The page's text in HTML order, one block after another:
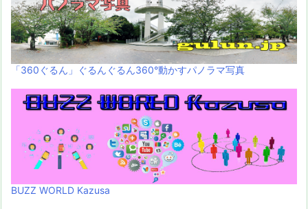
「360ぐるん」ぐるんぐるん360°動かすパノラマ写真
BUZZ WORLD Kazusa